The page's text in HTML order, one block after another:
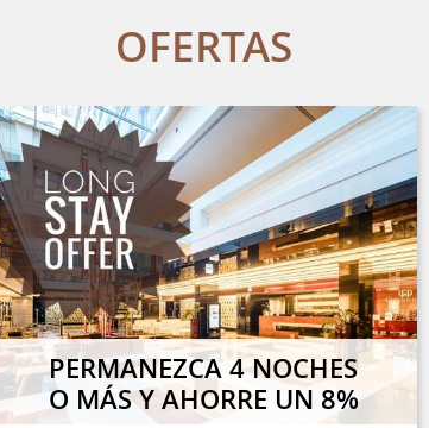
OFERTAS
PERMANEZCA 4 NOCHES
O MÁS Y AHORRE UN 8%